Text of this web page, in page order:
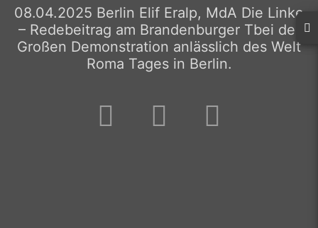
08.04.2025 Berlin Elif Eralp, MdA Die Linke
– Redebeitrag am Brandenburger Tbei der
Großen Demonstration anlässlich des Welt
Roma Tages in Berlin.